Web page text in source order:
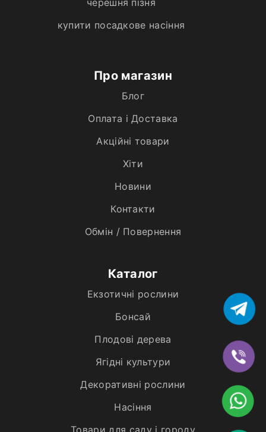
купити посадкове насіння
Про магазин
Блог
Оплата і Доставка
Акційні товари
Хiти
Новини
Контакти
Обмін / Повернення
Каталог
Екзотичні рослини
Бонсай
Плодові дерева
Ягідні культури
Декоративні рослини
Насіння
Товари для саду і городу